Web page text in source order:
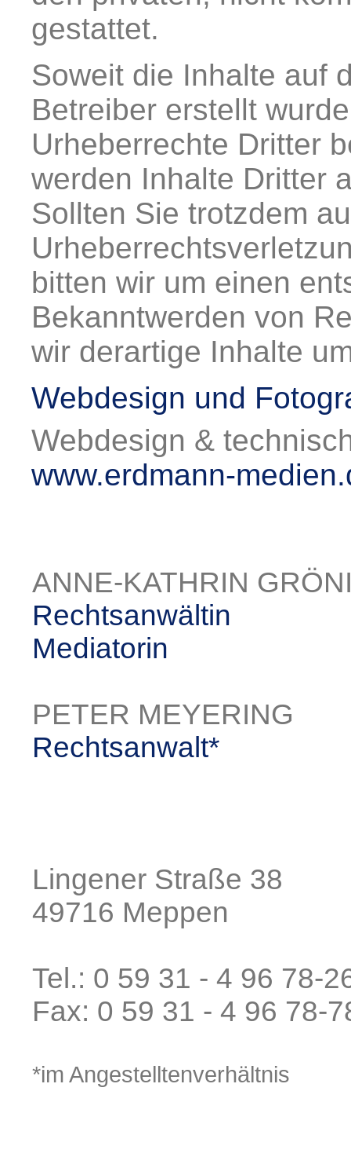
gestattet.
Soweit die Inhalte auf
Betreiber erstellt
Urheberrechte Dritter
werden Inhalte Dritter
Sollten Sie trotzdem
bitten wir um einen
Bekanntwerden von
wir derartige Inhalte
Webdesign und
Webdesign &
www.erdmann-
ANNE-KATHRIN
Rechtsanwältin
Mediatorin
PETER MEYERING
Rechtsanwalt*
Lingener Straße 38
49716 Meppen
Tel.: 0 59 31 - 4 96 78-
Fax: 0 59 31 - 4 96 78-
*im Angestelltenverhältnis